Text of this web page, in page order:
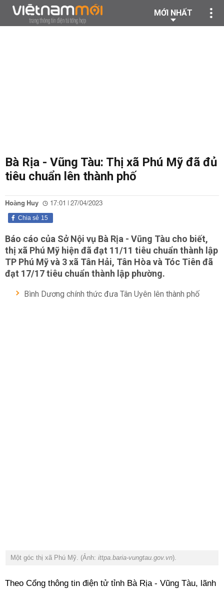
MỚI NHẤT
Bà Rịa - Vũng Tàu: Thị xã Phú Mỹ đã đủ
tiêu chuẩn lên thành phố
Hoàng Huy 17:01 | 27/04/2023
15
Chia sẻ
Báo cáo của Sở Nội vụ Bà Rịa - Vũng Tàu cho biết,
thị xã Phú Mỹ hiện đã đạt 11/11 tiêu chuẩn thành lập
TP Phú Mỹ và 3 xã Tân Hải, Tân Hòa và Tóc Tiên đã
đạt 17/17 tiêu chuẩn thành lập phường.
Bình Dương chính thức đưa Tân Uyên lên thành phố
Một góc thị xã Phú Mỹ. (Ảnh: ittpa.baria-vungtau.gov.vn).
Theo Cổng thông tin điện tử tỉnh Bà Rịa - Vũng Tàu, lãnh